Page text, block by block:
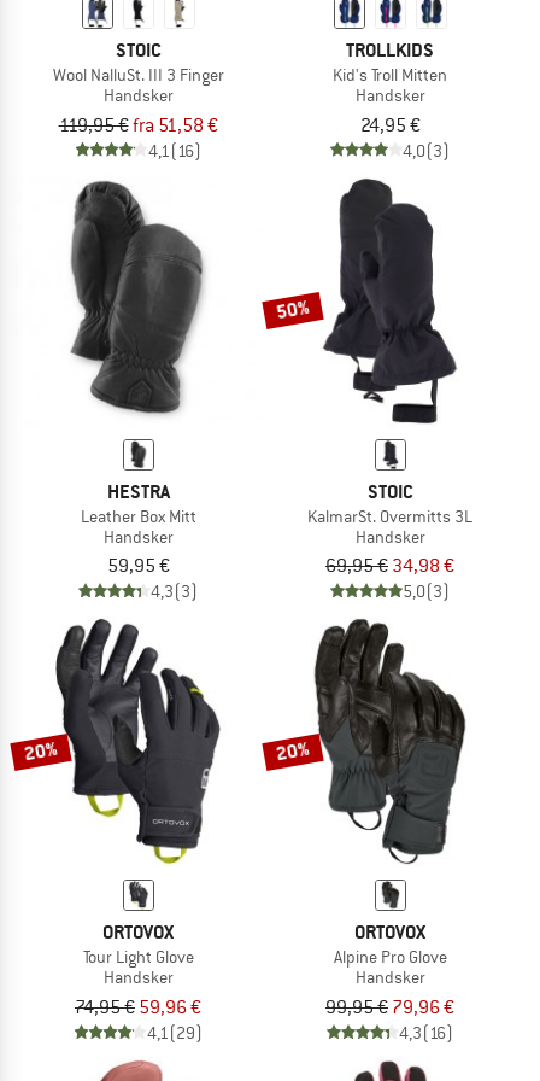
STOIC
Wool NalluSt. III 3 Finger
Handsker
119,95 €fra 51,58 €
4,1 (16)
TROLLKIDS
Kid's Troll Mitten
Handsker
24,95 €
4,0(3)
HESTRA
Leather Box Mitt
Handsker
59,95 €
4,3(3)
50%
STOIC
KalmarSt. Overmitts 3L
Handsker
69,95 € 34,98 €
5,0(3)
20%
ORTOVOX
Tour Light Glove
Handsker
74,95 € 59,96 €
4,1(29)
20%
ORTOVOX
Alpine Pro Glove
Handsker
99,95 € 79,96 €
4,3(16)